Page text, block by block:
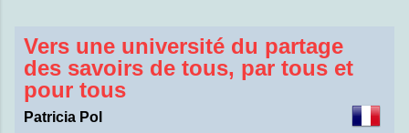
Vers une université du partage
des savoirs de tous, par tous et
pour tous
Patricia Pol